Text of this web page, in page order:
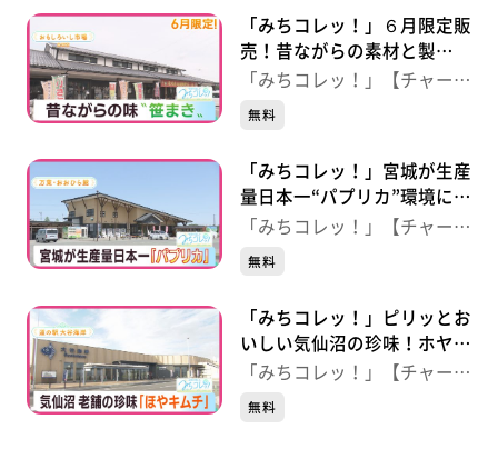
「みちコレッ！」６月限定販
売！昔ながらの素材と製
法“笹まき” 【おもしろいし
「みちコレッ！」【チャー
ジ！】
無料
「みちコレッ！」宮城が生産
量日本一“パプリカ”環境に配
慮した生産現場 【万葉・お
「みちコレッ！」【チャー
ジ！】
無料
「みちコレッ！」ピリッとお
いしい気仙沼の珍味！ホヤキ
ムチ 【道の駅大谷海岸】
「みちコレッ！」【チャー
ジ！】
無料